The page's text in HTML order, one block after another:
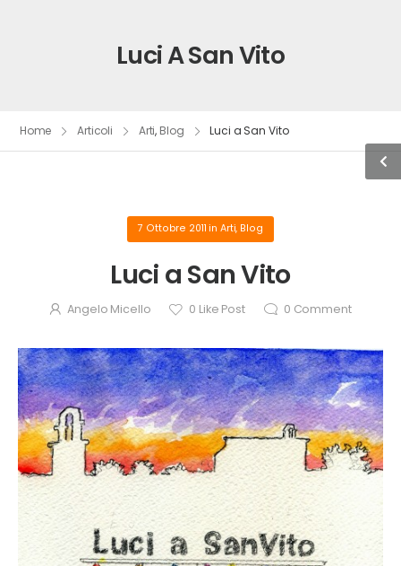
Luci A San Vito
Home Articoli Arti, Blog Luci a San Vito
7 Ottobre 2011 in Arti, Blog
Luci a San Vito
Angelo Micello 0 Like Post 0 Comment